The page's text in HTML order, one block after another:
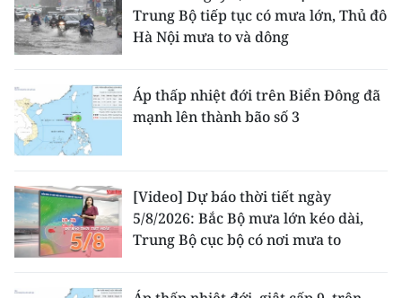
Trung Bộ tiếp tục có mưa lớn, Thủ đô
Hà Nội mưa to và dông
Áp thấp nhiệt đới trên Biển Đông đã
mạnh lên thành bão số 3
[Video] Dự báo thời tiết ngày
5/8/2026: Bắc Bộ mưa lớn kéo dài,
Trung Bộ cục bộ có nơi mưa to